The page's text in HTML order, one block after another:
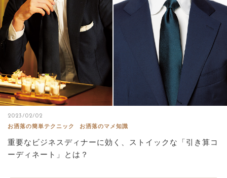
2023/02/02
お洒落の簡単テクニック
お洒落のマメ知識
重要なビジネスディナーに効く、ストイックな「引き算コ
ーディネート」とは？